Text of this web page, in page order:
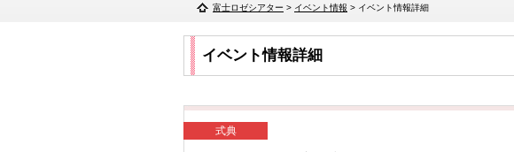
富士ロゼシアター > イベント情報 > イベント情報詳細
イベント情報詳細
式典